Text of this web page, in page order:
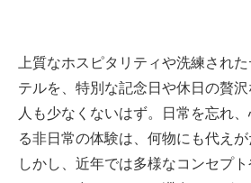
上質なホスピタリティや洗練され
テルを、特別な記念日や休日の贅
人も少なくないはず。日常を忘れ
る非日常の体験は、何物にも代えが
しかし、近年では多様なコンセプ